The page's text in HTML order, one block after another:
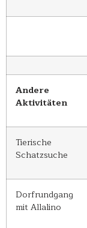
Andere
Aktivitäten
Tierische
Schatzsuche
Dorfrundgang
mit Allalino